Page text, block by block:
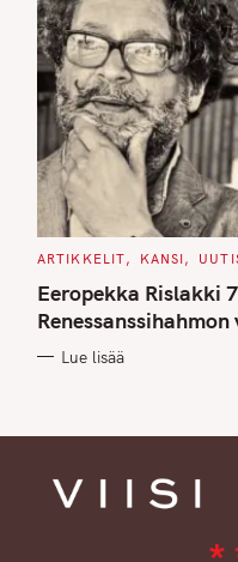
C
T
E
G
O
I
ARTIKKELIT KANSI
Eeropekka Rislakki
Lue lisää